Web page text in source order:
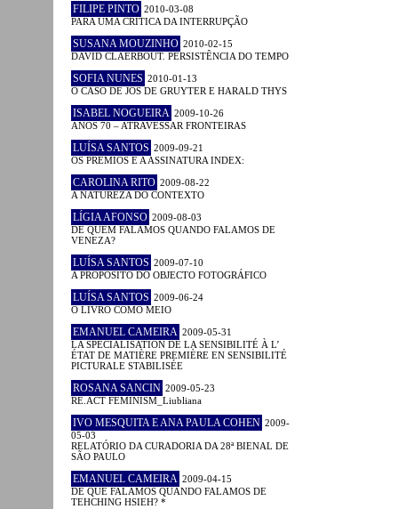
FILIPE PINTO 2010-03-08
PARA UMA CRÍTICA DA INTERRUPÇÃO
SUSANA MOUZINHO 2010-02-15
DAVID CLAERBOUT. PERSISTÊNCIA DO TEMPO
SOFIA NUNES 2010-01-13
O CASO DE JOS DE GRUYTER E HARALD THYS
ISABEL NOGUEIRA 2009-10-26
ANOS 70 – ATRAVESSAR FRONTEIRAS
LUÍSA SANTOS 2009-09-21
OS PRÉMIOS E A ASSINATURA INDEX:
CAROLINA RITO 2009-08-22
A NATUREZA DO CONTEXTO
LÍGIA AFONSO 2009-08-03
DE QUEM FALAMOS QUANDO FALAMOS DE
VENEZA?
LUÍSA SANTOS 2009-07-10
A PROPÓSITO DO OBJECTO FOTOGRÁFICO
LUÍSA SANTOS 2009-06-24
O LIVRO COMO MEIO
EMANUEL CAMEIRA 2009-05-31
LA SPÉCIALISATION DE LA SENSIBILITÉ À L’
ÉTAT DE MATIÈRE PREMIÈRE EN SENSIBILITÉ
PICTURALE STABILISÉE
ROSANA SANCIN 2009-05-23
RE.ACT FEMINISM_Liubliana
IVO MESQUITA E ANA PAULA COHEN 2009-
05-03
RELATÓRIO DA CURADORIA DA 28ª BIENAL DE
SÃO PAULO
EMANUEL CAMEIRA 2009-04-15
DE QUE FALAMOS QUANDO FALAMOS DE
TEHCHING HSIEH? *